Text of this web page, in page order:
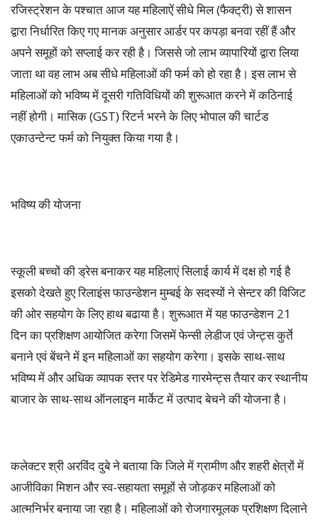
रजिस्ट्रेशन के पश्चात आज यह महिलाऐं सीधे मिल (फैक्ट्री) से शासन
द्वारा निर्धारित किए गए मानक अनुसार आर्डर पर कपड़ा बनवा रहीं हैं और
अपने समूहों को सप्लाई कर रही है। जिससे जो लाभ व्यापारियों द्वारा लिया
जाता था वह लाभ अब सीधे महिलाओं की फर्म को हो रहा है। इस लाभ से
महिलाओं को भविष्य में दूसरी गतिविधियों की शुरूआत करने में कठिनाई
नहीं होगी। मासिक (GST) रिटर्न भरने के लिए भोपाल की चार्टड
एकाउन्टेन्ट फर्म को नियुक्त किया गया है।
भविष्य की योजना
स्कूली बच्चों की ड्रेस बनाकर यह महिलाएं सिलाई कार्य में दक्ष हो गई है
इसको देखते हुए रिलाइंस फाउन्डेशन मुम्बई के सदस्यों ने सेन्टर की विजिट
की ओर सहयोग के लिए हाथ बढाया है। शुरूआत में यह फाउन्डेशन 21
दिन का प्रशिक्षण आयोजित करेगा जिसमें फेन्सी लेडीज एवं जेन्ट्स कुर्ते
बनाने एवं बेंचने में इन महिलाओं का सहयोग करेगा। इसके साथ-साथ
भविष्य में और अधिक व्यापक स्तर पर रेडिमेड गारमेन्ट्स तैयार कर स्थानीय
बाजार के साथ-साथ ऑनलाइन मार्केट में उत्पाद बेचने की योजना है।
कलेक्टर श्री अरविंद दुबे ने बताया कि जिले में ग्रामीण और शहरी क्षेत्रों में
आजीविका मिशन और स्व-सहायता समूहों से जोड़कर महिलाओं को
आत्मनिर्भर बनाया जा रहा है। महिलाओं को रोजगारमूलक प्रशिक्षण दिलाने